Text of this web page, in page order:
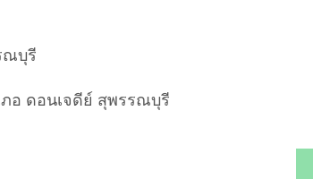
ณบุรี
อ ดอนเจดีย์ สุพรรณบุรี